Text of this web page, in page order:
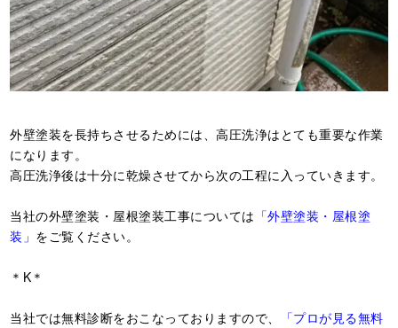
外壁塗装を長持ちさせるためには、高圧洗浄はとても重要な作業
になります。
高圧洗浄後は十分に乾燥させてから次の工程に入っていきます。
当社の外壁塗装・屋根塗装工事については 「外壁塗装・屋根塗
装」 をご覧ください。
＊K＊
当社では無料診断をおこなっておりますので、
「プロが見る無料